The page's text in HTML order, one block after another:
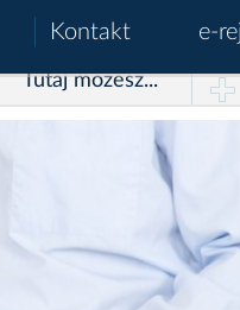
Kontakt e-
Tutaj możesz...